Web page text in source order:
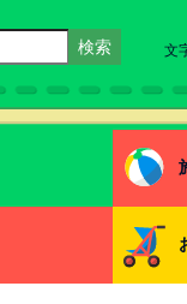
文